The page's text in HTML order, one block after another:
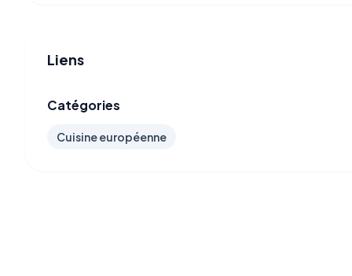
Liens
Catégories
Cuisine européenne